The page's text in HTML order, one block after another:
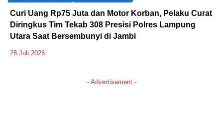
Curi Uang Rp75 Juta dan Motor Korban, Pelaku Curat
Diringkus Tim Tekab 308 Presisi Polres Lampung
Utara Saat Bersembunyi di Jambi
28 Juli 2026
- Advertisement -